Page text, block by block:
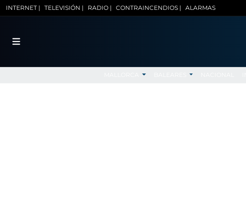
INTERNET | TELEVISIÓN | RADIO | CONTRAINCENDIOS | ALARMAS